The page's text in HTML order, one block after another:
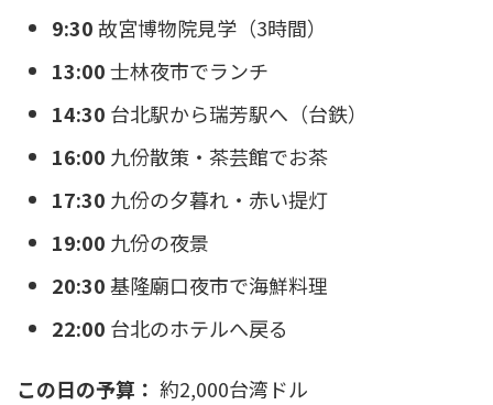
9:30故宮博物院見学（3時間）
13:00士林夜市でランチ
14:30 台北駅から瑞芳駅へ（台鉄）
16:00 九份散策・茶芸館でお茶
17:30 九份の夕暮れ・赤い提灯
19:00 九份の夜景
20:30基隆廟口夜市で海鮮料理
22:00 台北のホテルへ戻る
この日の予算： 約2,000台湾ドル